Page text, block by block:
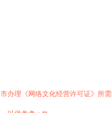
办理《网络文化经营许可证》所